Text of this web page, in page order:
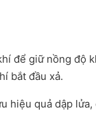
để giữ nồng độ
bắt đầu xả.
hiệu quả dập